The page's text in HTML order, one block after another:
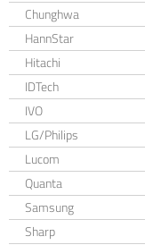
Chunghwa
HannStar
Hitachi
IDTech
IVO
LG/Philips
Lucom
Quanta
Samsung
Sharp